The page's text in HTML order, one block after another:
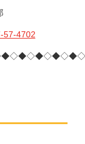
57-4702